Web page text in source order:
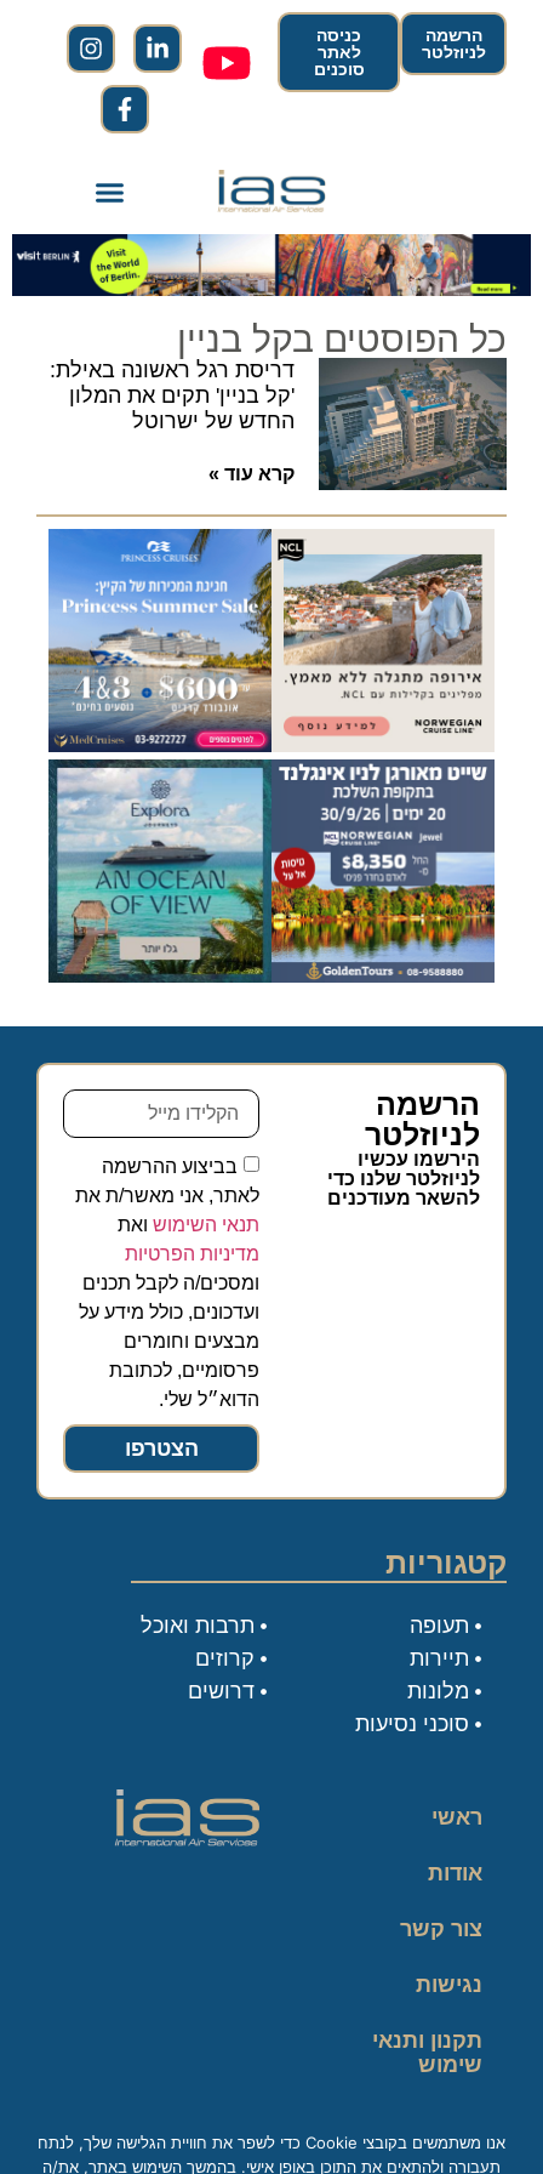
הרשמה
לניוזלטר
כניסה
לאתר
סוכנים
כל הפוסטים בקל בניין
דריסת רגל ראשונה באילת:
'קל בניין' תקים את המלון
החדש של ישרוטל
קרא עוד »
הרשמה
לניוזלטר
הירשמו עכשיו
לניוזלטר שלנו כדי
להשאר מעודכנים
בביצוע ההרשמה
לאתר, אני מאשר/ת את
תנאי השימוש ואת
מדיניות הפרטיות
ומסכים/ה לקבל תכנים
ועדכונים, כולל מידע על
מבצעים וחומרים
פרסומיים, לכתובת
הדוא״ל שלי.
הצטרפו
קטגוריות
תעופה
תיירות
מלונות
סוכני נסיעות
תרבות ואוכל
קרוזים
דרושים
ראשי
אודות
צור קשר
נגישות
תקנון ותנאי
שימוש
אנו משתמשים בקובצי Cookie כדי לשפר את חוויית הגלישה שלך, לנתח
תעבורה ולהתאים את התוכן באופן אישי. בהמשך השימוש באתר, את/ה